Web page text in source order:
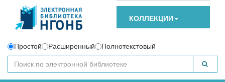
КОЛЛЕКЦИИ
Простой Расширенный Полнотекстовый